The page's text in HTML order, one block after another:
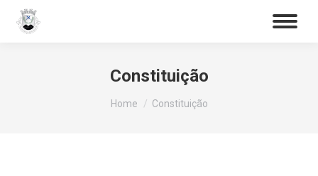
Constituição
You are here:
Home Constituição